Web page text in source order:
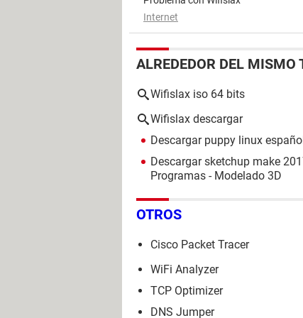
Internet
ALREDEDOR DEL MISMO
Wifislax iso 64 bits
Wifislax descargar
Descargar puppy linux
Descargar sketchup make
Programas - Modelado 3D
OTROS
Cisco Packet Tracer
WiFi Analyzer
TCP Optimizer
DNS Jumper